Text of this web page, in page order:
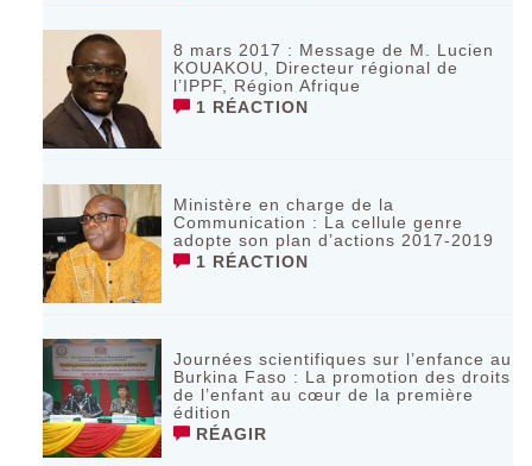
8 mars 2017 : Message de M. Lucien
KOUAKOU, Directeur régional de
l’IPPF, Région Afrique
1 RÉACTION
Ministère en charge de la
Communication : La cellule genre
adopte son plan d’actions 2017-2019
1 RÉACTION
Journées scientifiques sur l’enfance au
Burkina Faso : La promotion des droits
de l’enfant au cœur de la première
édition
RÉAGIR